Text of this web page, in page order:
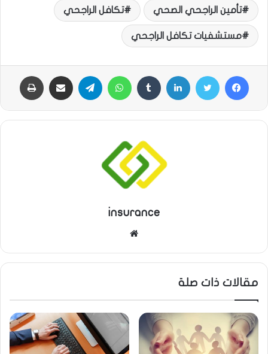
تأمين الراجحي الصحي تكافل الراجحي
مستشفيات تكافل الراجحي
فيسبوك واتساب
insurance
ق
و
ب
مقالات ذات صلة